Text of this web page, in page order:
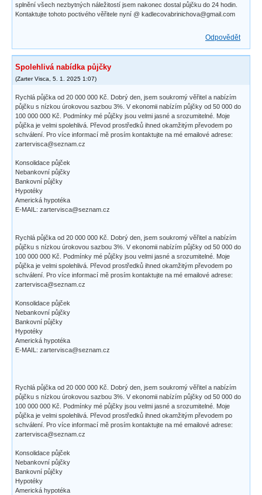
splnění všech nezbytných náležitostí jsem nakonec dostal půjčku do 24 hodin.
Kontaktujte tohoto poctivého věřitele nyní @ kadlecovabrinichova@gmail.com
Odpovědět
Spolehlivá nabídka půjčky
(Zarter Visca 5. 1. 2025 1:07)
Rychlá půjčka od 20 000 000 Kč. Dobrý den, jsem soukromý věřitel a nabízím
půjčku s nízkou úrokovou sazbou 3%. V ekonomii nabízím půjčky od 50 000 do
100 000 000 Kč. Podmínky mé půjčky jsou velmi jasné a srozumitelné. Moje
půjčka je velmi spolehlivá. Převod prostředků ihned okamžitým převodem po
schválení. Pro více informací mě prosím kontaktujte na mé emailové adrese:
zartervisca@seznam.cz
Konsolidace půjček
Nebankovní půjčky
Bankovní půjčky
Hypotéky
Americká hypotéka
E-MAIL: zartervisca@seznam.cz
Rychlá půjčka od 20 000 000 Kč. Dobrý den, jsem soukromý věřitel a nabízím
půjčku s nízkou úrokovou sazbou 3%. V ekonomii nabízím půjčky od 50 000 do
100 000 000 Kč. Podmínky mé půjčky jsou velmi jasné a srozumitelné. Moje
půjčka je velmi spolehlivá. Převod prostředků ihned okamžitým převodem po
schválení. Pro více informací mě prosím kontaktujte na mé emailové adrese:
zartervisca@seznam.cz
Konsolidace půjček
Nebankovní půjčky
Bankovní půjčky
Hypotéky
Americká hypotéka
E-MAIL: zartervisca@seznam.cz
Rychlá půjčka od 20 000 000 Kč. Dobrý den, jsem soukromý věřitel a nabízím
půjčku s nízkou úrokovou sazbou 3%. V ekonomii nabízím půjčky od 50 000 do
100 000 000 Kč. Podmínky mé půjčky jsou velmi jasné a srozumitelné. Moje
půjčka je velmi spolehlivá. Převod prostředků ihned okamžitým převodem po
schválení. Pro více informací mě prosím kontaktujte na mé emailové adrese:
zartervisca@seznam.cz
Konsolidace půjček
Nebankovní půjčky
Bankovní půjčky
Hypotéky
Americká hypotéka